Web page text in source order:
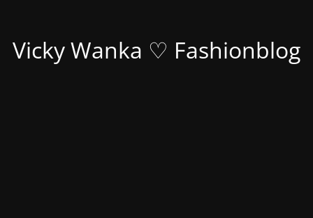
Vicky Wanka ♡ Fashionblog